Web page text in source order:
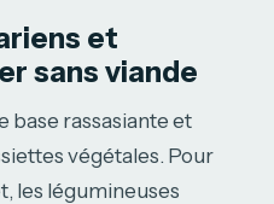
et
sans viande
base rassasiante et
végétales. Pour
les légumineuses